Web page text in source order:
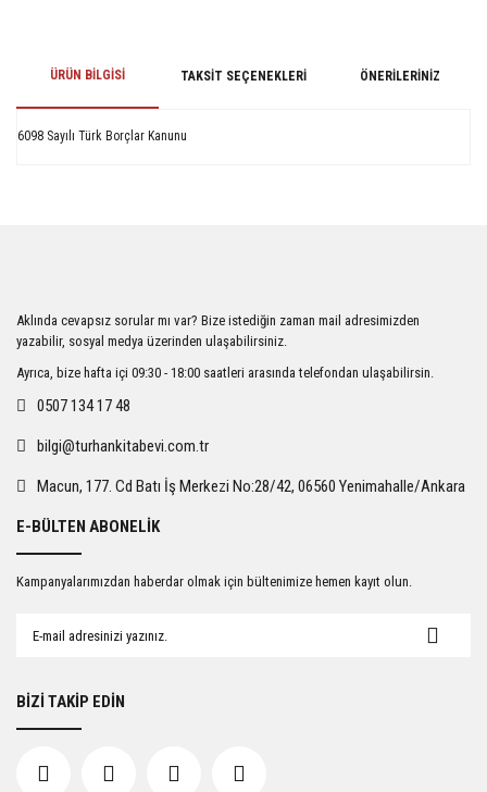
ÜRÜN BILGISI TAKSIT SEÇENEKLERI ÖNERILERINIZ
6098 Sayılı Türk Borçlar Kanunu
Ürün açıklamasında eksik bilgiler bulunuyor.
Ürün bilgilerinde hatalar bulunuyor.
Ürün fiyatı diğer sitelerden daha pahalı.
Gönder
Aklında cevapsız sorular mı var? Bize istediğin zaman mail adresimizden
yazabilir, sosyal medya üzerinden ulaşabilirsiniz.
Ayrıca, bize hafta içi 09:30 - 18:00 saatleri arasında telefondan ulaşabilirsin.
0507 134 17 48
bilgi@turhankitabevi.com.tr
Macun, 177. Cd Batı İş Merkezi No:28/42, 06560 Yenimahalle/Ankara
E-BÜLTEN ABONELİK
Kampanyalarımızdan haberdar olmak için bültenimize hemen kayıt olun.
BİZİ TAKİP EDİN